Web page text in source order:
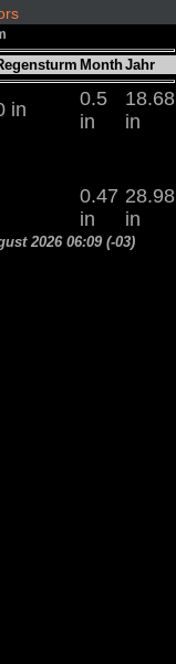
MonthJahr
in
0.5
in
18.68
in
0.47
in
28.98
in
2026 06:09 (-03)